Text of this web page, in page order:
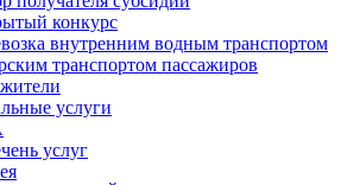
конкурс
внутренним водным транспортом
транспортом пассажиров
услуги
услуг